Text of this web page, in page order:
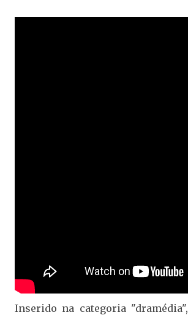
Inserido na categoria "dramédia",